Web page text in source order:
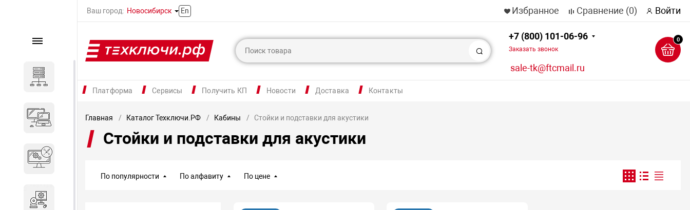
Ваш город: Новосибирск En Избранное Сравнение (0) Войти
Поиск
+7 (800) 101-06-96
Заказать звонок
sale-tk@ftcmail.ru
0
Платформа Сервисы Получить КП Новости Доставка Контакты
Каталог
Компьютеры и ноутбуки
Комплектующие для
Главная Каталог Техключи.РФ Кабины Стойки и подставки для акустики
Стойки и подставки для акустики
По популярности По алфавиту По цене